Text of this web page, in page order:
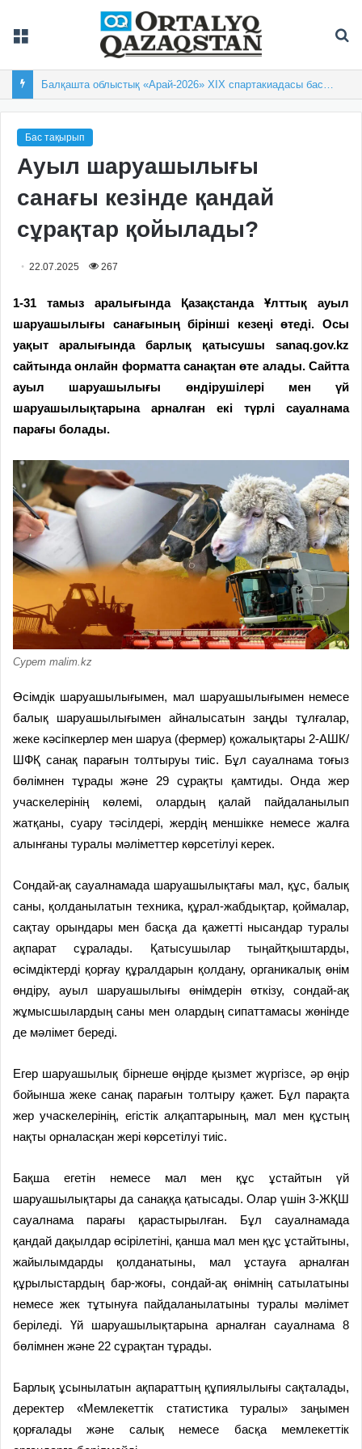
Бас тақырып
Ауыл шаруашылығы
санағы кезінде қандай
сұрақтар қойылады?
22.07.2025 267
1-31 тамыз аралығында Қазақстанда Ұлттық ауыл
шаруашылығы санағының бірінші кезеңі өтеді. Осы
уақыт аралығында барлық қатысушы sanaq.gov.kz
сайтында онлайн форматта санақтан өте алады. Сайтта
ауыл шаруашылығы өндірушілері мен үй
шаруашылықтарына арналған екі түрлі сауалнама
парағы болады.
Сурет malim.kz
Өсімдік шаруашылығымен, мал шаруашылығымен немесе
балық шаруашылығымен айналысатын заңды тұлғалар,
жеке кәсіпкерлер мен шаруа (фермер) қожалықтары 2-АШК/
ШФҚ санақ парағын толтыруы тиіс. Бұл сауалнама тоғыз
бөлімнен тұрады және 29 сұрақты қамтиды. Онда жер
учаскелерінің көлемі, олардың қалай пайдаланылып
жатқаны, суару тәсілдері, жердің меншікке немесе жалға
алынғаны туралы мәліметтер көрсетілуі керек.
Сондай-ақ сауалнамада шаруашылықтағы мал, құс, балық
саны, қолданылатын техника, құрал-жабдықтар, қоймалар,
сақтау орындары мен басқа да қажетті нысандар туралы
ақпарат сұралады. Қатысушылар тыңайтқыштарды,
өсімдіктерді қорғау құралдарын қолдану, органикалық өнім
өндіру, ауыл шаруашылығы өнімдерін өткізу, сондай-ақ
жұмысшылардың саны мен олардың сипаттамасы жөнінде
де мәлімет береді.
Егер шаруашылық бірнеше өңірде қызмет жүргізсе, әр өңір
бойынша жеке санақ парағын толтыру қажет. Бұл парақта
жер учаскелерінің, егістік алқаптарының, мал мен құстың
нақты орналасқан жері көрсетілуі тиіс.
Бақша егетін немесе мал мен құс ұстайтын үй
шаруашылықтары да санаққа қатысады. Олар үшін 3-ЖҚШ
сауалнама парағы қарастырылған. Бұл сауалнамада
қандай дақылдар өсірілетіні, қанша мал мен құс ұстайтыны,
жайылымдарды қолданатыны, мал ұстауға арналған
құрылыстардың бар-жоғы, сондай-ақ өнімнің сатылатыны
немесе жек тұтынуға пайдаланылатыны туралы мәлімет
беріледі. Үй шаруашылықтарына арналған сауалнама 8
бөлімнен және 22 сұрақтан тұрады.
Барлық ұсынылатын ақпараттың құпиялылығы сақталады,
деректер «Мемлекеттік статистика туралы» заңымен
қорғалады және салық немесе басқа мемлекеттік